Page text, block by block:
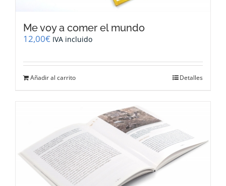
Me voy a comer el mundo
12,00€ IVA incluido
Añadir al carrito Detalles